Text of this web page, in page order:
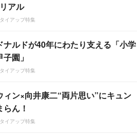
アル
イアップ特集
ナルドが40年にわたり支える「小学
園」
イアップ特集
ィン×向井康二“両片思い”にキュン
ん！
イアップ特集